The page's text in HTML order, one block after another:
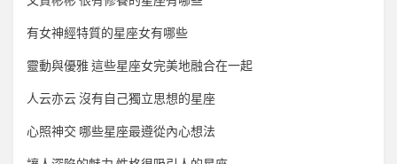
有女神經特質的星座女有哪些
靈動與優雅 這些星座女完美地融合在一起
人云亦云 沒有自己獨立思想的星座
心照神交 哪些星座最遵從內心想法